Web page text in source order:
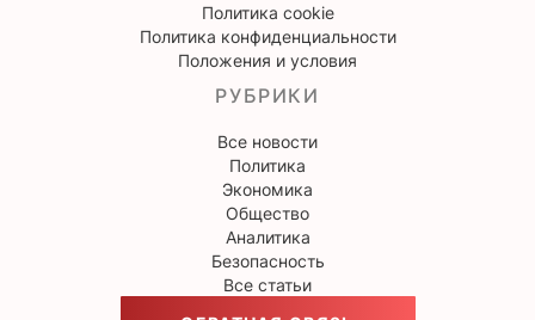
Политика cookie
Политика конфиденциальности
Положения и условия
РУБРИКИ
Все новости
Политика
Экономика
Общество
Аналитика
Безопасность
Все статьи